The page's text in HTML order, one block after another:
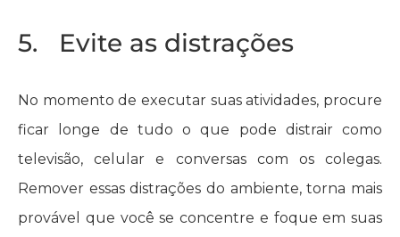
5. Evite as distrações
No momento de executar suas atividades, procure
ficar longe de tudo o que pode distrair como
televisão, celular e conversas com os colegas.
Remover essas distrações do ambiente, torna mais
provável que você se concentre e foque em suas